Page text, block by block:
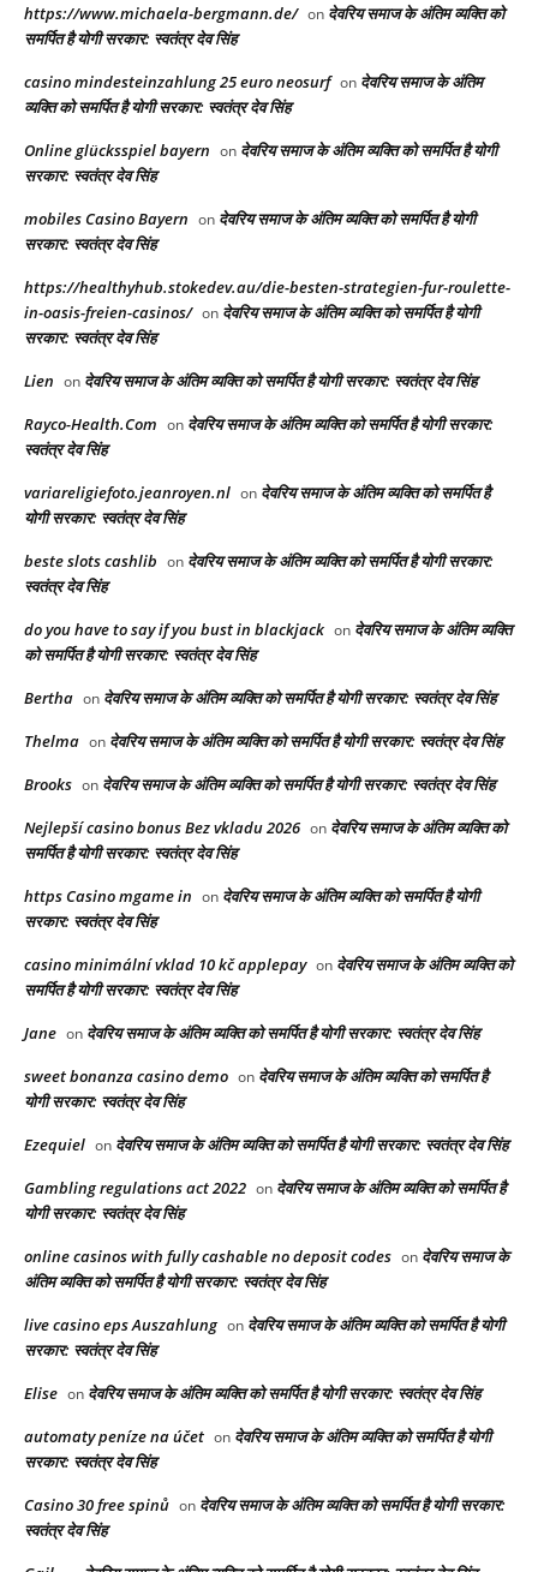
https://www.michaela-bergmann.de/ on देवरिय समाज के अंतिम व्यक्ति को
समर्पित है योगी सरकार: स्वतंत्र देव सिंह
casino mindesteinzahlung 25 euro neosurf on देवरिय समाज के अंतिम
व्यक्ति को समर्पित है योगी सरकार: स्वतंत्र देव सिंह
Online glücksspiel bayern on देवरिय समाज के अंतिम व्यक्ति को समर्पित है योगी
सरकार: स्वतंत्र देव सिंह
mobiles Casino Bayern on देवरिय समाज के अंतिम व्यक्ति को समर्पित है योगी
सरकार: स्वतंत्र देव सिंह
https://healthyhub.stokedev.au/die-besten-strategien-fur-roulette-
in-oasis-freien-casinos/ on देवरिय समाज के अंतिम व्यक्ति को समर्पित है योगी
सरकार: स्वतंत्र देव सिंह
Lien on देवरिय समाज के अंतिम व्यक्ति को समर्पित है योगी सरकार: स्वतंत्र देव सिंह
Rayco-Health.Com on देवरिय समाज के अंतिम व्यक्ति को समर्पित है योगी सरकार:
स्वतंत्र देव सिंह
variareligiefoto.jeanroyen.nl on देवरिय समाज के अंतिम व्यक्ति को समर्पित है
योगी सरकार: स्वतंत्र देव सिंह
beste slots cashlib on देवरिय समाज के अंतिम व्यक्ति को समर्पित है योगी सरकार:
स्वतंत्र देव सिंह
do you have to say if you bust in blackjack on देवरिय समाज के अंतिम व्यक्ति
को समर्पित है योगी सरकार: स्वतंत्र देव सिंह
Bertha on देवरिय समाज के अंतिम व्यक्ति को समर्पित है योगी सरकार: स्वतंत्र देव सिंह
Thelma on देवरिय समाज के अंतिम व्यक्ति को समर्पित है योगी सरकार: स्वतंत्र देव सिंह
Brooks on देवरिय समाज के अंतिम व्यक्ति को समर्पित है योगी सरकार: स्वतंत्र देव सिंह
Nejlepší casino bonus Bez vkladu 2026 on देवरिय समाज के अंतिम व्यक्ति को
समर्पित है योगी सरकार: स्वतंत्र देव सिंह
https Casino mgame in on देवरिय समाज के अंतिम व्यक्ति को समर्पित है योगी
सरकार: स्वतंत्र देव सिंह
casino minimální vklad 10 kč applepay on देवरिय समाज के अंतिम व्यक्ति को
समर्पित है योगी सरकार: स्वतंत्र देव सिंह
Jane on देवरिय समाज के अंतिम व्यक्ति को समर्पित है योगी सरकार: स्वतंत्र देव सिंह
sweet bonanza casino demo on देवरिय समाज के अंतिम व्यक्ति को समर्पित है
योगी सरकार: स्वतंत्र देव सिंह
Ezequiel on देवरिय समाज के अंतिम व्यक्ति को समर्पित है योगी सरकार: स्वतंत्र देव सिंह
Gambling regulations act 2022 on देवरिय समाज के अंतिम व्यक्ति को समर्पित है
योगी सरकार: स्वतंत्र देव सिंह
online casinos with fully cashable no deposit codes on देवरिय समाज के
अंतिम व्यक्ति को समर्पित है योगी सरकार: स्वतंत्र देव सिंह
live casino eps Auszahlung on देवरिय समाज के अंतिम व्यक्ति को समर्पित है योगी
सरकार: स्वतंत्र देव सिंह
Elise on देवरिय समाज के अंतिम व्यक्ति को समर्पित है योगी सरकार: स्वतंत्र देव सिंह
automaty peníze na účet on देवरिय समाज के अंतिम व्यक्ति को समर्पित है योगी
सरकार: स्वतंत्र देव सिंह
Casino 30 free spinů on देवरिय समाज के अंतिम व्यक्ति को समर्पित है योगी सरकार:
स्वतंत्र देव सिंह